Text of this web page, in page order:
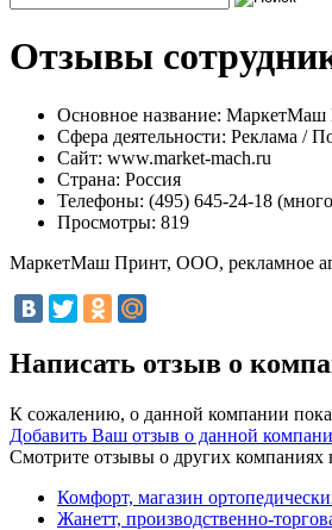
Отзывы
Основное название: МаркетМаш
Сфера деятельности: Реклама /
Сайт: www.market-mach.ru
Страна: Россия
Телефоны: (495) 645-24-18
Просмотры: 819
МаркетМаш Принт, ООО, рекламное
Написать отзыв о
К сожалению, о данной компании
Добавить Ваш отзыв о данной
Смотрите отзывы о других компаниях
Комфорт, магазин
Жанетт, производственно-